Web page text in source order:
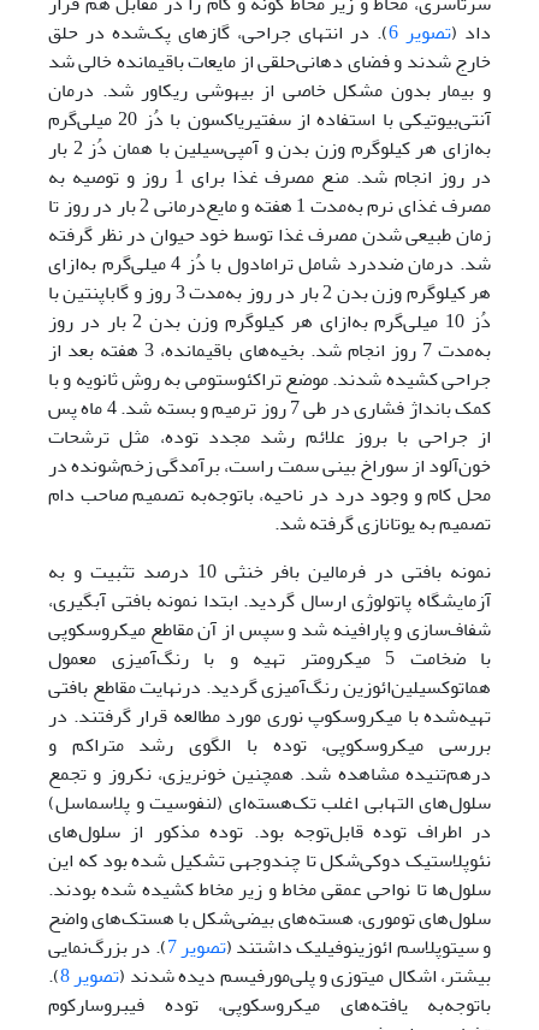
داد (تصویر 6 ). در انتهای جراحی، گاز‌های پک‌شده در حلق
خارج شدند و فضای دهانی‌حلقی از مایعات باقیمانده خالی شد
و بیمار بدون مشکل خاصی از بیهوشی ریکاور شد. درمان
آنتی‌بیوتیکی با استفاده از سفتیریاکسون با دُز 20 ‌میلی‌گرم
به‌ازای هر کیلوگرم وزن بدن و آمپی‌سیلین با همان دُز 2 بار
در روز انجام شد. منع مصرف غذا برای 1 روز و توصیه به
مصرف غذای نرم به‌مدت 1 هفته و مایع‌درمانی 2 بار در روز تا
زمان طبیعی شدن مصرف غذا توسط خود حیوان در نظر گرفته
شد. درمان ضد‌درد شامل ترامادول با دُز 4 میلی‌گرم به‌ازای
هر کیلوگرم وزن بدن 2 بار در روز به‌مدت 3 روز و گاباپنتین با
دُز 10 ‌میلی‌گرم به‌ازای هر کیلوگرم وزن بدن 2 بار در روز
به‌مدت 7 روز انجام شد. بخیه‌های باقیمانده، 3 هفته بعد از
جراحی کشیده شدند. موضع تراکئوستومی ‌به روش ثانویه و با
کمک بانداژ فشاری در طی 7 روز ترمیم و بسته شد. 4 ماه پس
از جراحی با بروز علائم رشد مجدد توده، مثل ترشحات
خون‌آلود از سوراخ بینی سمت راست، برآمدگی زخم‌شونده در
محل کام و وجود درد در ناحیه، با‌توجه‌به تصمیم صاحب دام
تصمیم به یوتانازی گرفته شد.
نمونه بافتی در فرمالین بافر خنثی 10 درصد تثبیت و به
آزمایشگاه پاتولوژی ارسال گردید. ابتدا نمونه بافتی آبگیری،
شفاف‌سازی و پارافینه شد و سپس از آن مقاطع میکروسکوپی
با ضخامت 5 میکرومتر تهیه و با رنگ‌آمیزی معمول
هماتوکسیلین‌ائوزین رنگ‌آمیزی گردید. در‌نهایت مقاطع بافتی
تهیه‌شده با میکروسکوپ نوری مورد مطالعه قرار گرفتند. در
بررسی میکروسکوپی، توده با الگوی رشد ‌‌متراکم و
درهم‌تنیده مشاهده شد. همچنین خونریزی، نکروز و تجمع
سلول‌های التهابی اغلب تک‌هسته‌ای (لنفوسیت و پلاسماسل)
در اطراف توده قابل‌توجه بود. توده مذکور از سلول‌های
نئوپلاستیک دوکی‌شکل تا چند‌وجهی تشکیل شده بود که این
سلول‌ها تا نواحی عمقی مخاط و زیر مخاط کشیده شده بودند.
سلول‌های توموری، هسته‌های بیضی‌شکل با هستک‌های واضح
و سیتوپلاسم ائوزینوفیلیک داشتند (تصویر 7 ). در بزرگ‌نمایی
بیشتر، اشکال میتوزی و پلی‌مورفیسم دیده شدند (تصویر 8 ).
باتوجه‌به یافته‌های میکروسکوپی، توده فیبروسارکوم